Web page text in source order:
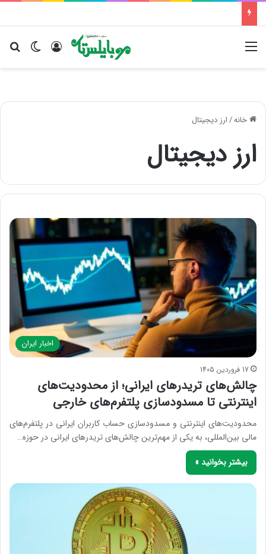
تغییر ورود
خانه/ارز دیجیتال
ارز دیجیتال
اخبار ایران
17 فروردین 1405
چالش‌های تریدرهای ایرانی؛ از محدودیت‌های
اینترنتی تا مسدودسازی پلتفرم‌های خارجی
محدودیت‌های اینترنتی و مسدودسازی حساب کاربران ایرانی در پلتفرم‌های
مالی بین‌المللی، به یکی از مهم‌ترین چالش‌های تریدرهای ایرانی در حوزه…
بیشتر بخوانید »